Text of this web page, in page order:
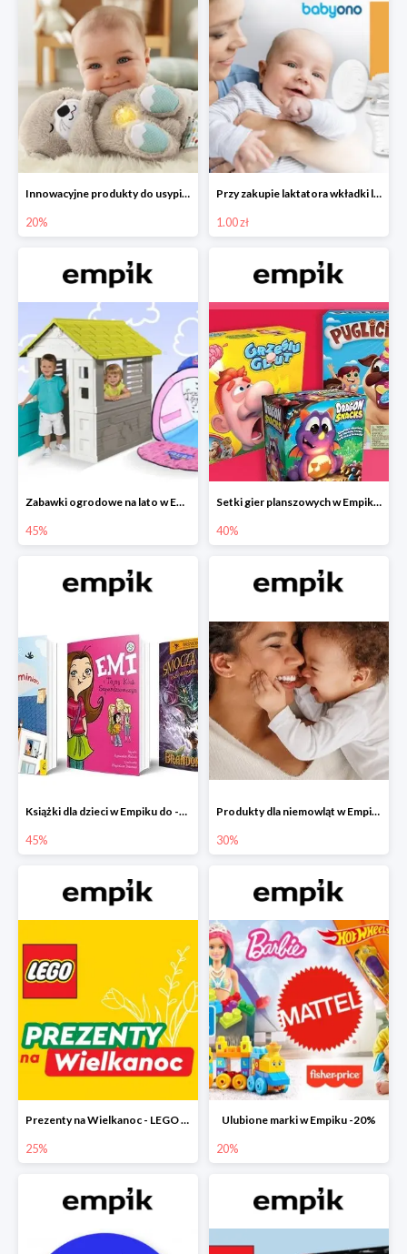
Innowacyjne produkty do usypiania w Empiku -20%
20%
Przy zakupie laktatora wkładki laktacyjne za 1 zł!
1.00 zł
Zabawki ogrodowe na lato w Empiku do -45%
45%
Setki gier planszowych w Empiku do -40%
40%
Książki dla dzieci w Empiku do -45%
45%
Produkty dla niemowląt w Empiku do -30%
30%
Prezenty na Wielkanoc - LEGO w Empiku do -25%
25%
Ulubione marki w Empiku -20%
20%